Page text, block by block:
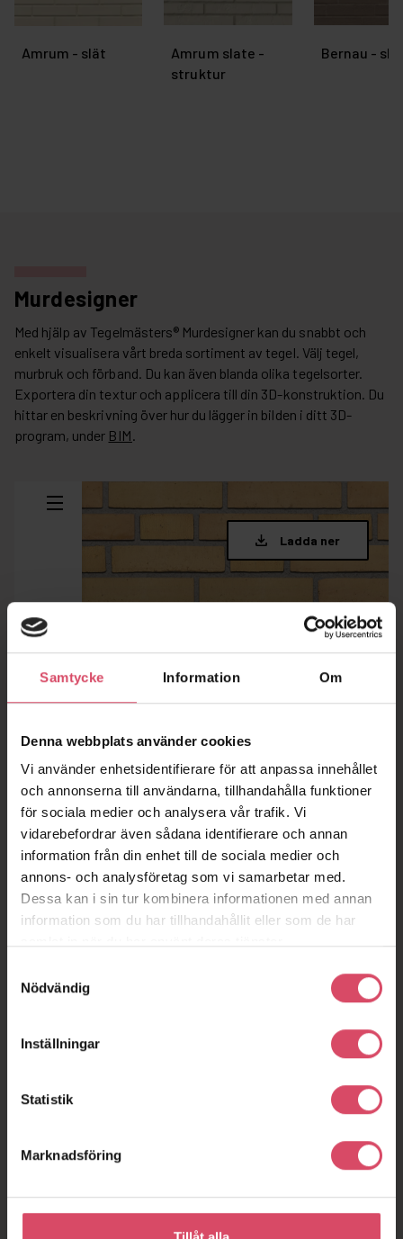
Samtycke Information Om
Denna webbplats använder cookies
Vi använder enhetsidentifierare för att anpassa innehållet
och annonserna till användarna, tillhandahålla funktioner
för sociala medier och analysera vår trafik. Vi
vidarebefordrar även sådana identifierare och annan
information från din enhet till de sociala medier och
annons- och analysföretag som vi samarbetar med.
Dessa kan i sin tur kombinera informationen med annan
information som du har tillhandahållit eller som de har
Nödvändig
Inställningar
Statistik
Marknadsföring
Amrum - slät
Amrum slate -
struktur
Bernau -
Murdesigner
Med hjälp av Tegelmästers® Murdesigner kan du snabbt och
enkelt visualisera vårt breda sortiment av tegel. Välj tegel,
murbruk och förband. Du kan även blanda olika tegelsorter.
Exportera din textur och applicera till din 3D-konstruktion. Du
hittar en beskrivning över hur du lägger in bilden i ditt 3D-
program, under BIM.